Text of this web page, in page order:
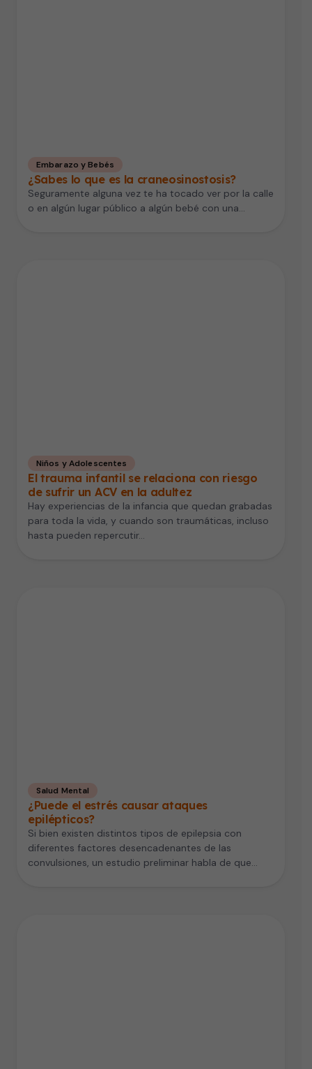
Embarazo y Bebés
¿Sabes lo que es la craneosinostosis?
Seguramente alguna vez te ha tocado ver por la calle
o en algún lugar público a algún bebé con una…
Niños y Adolescentes
El trauma infantil se relaciona con riesgo
de sufrir un ACV en la adultez
Hay experiencias de la infancia que quedan grabadas
para toda la vida, y cuando son traumáticas, incluso
hasta pueden repercutir…
Salud Mental
¿Puede el estrés causar ataques
epilépticos?
Si bien existen distintos tipos de epilepsia con
diferentes factores desencadenantes de las
convulsiones, un estudio preliminar habla de que…